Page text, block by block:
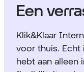
Een
Klik&Klaar
voor thuis. Echt
hebt aan alleen